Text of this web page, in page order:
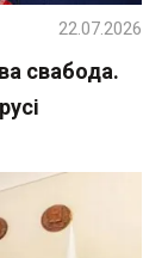
свабода.
22.07.2026